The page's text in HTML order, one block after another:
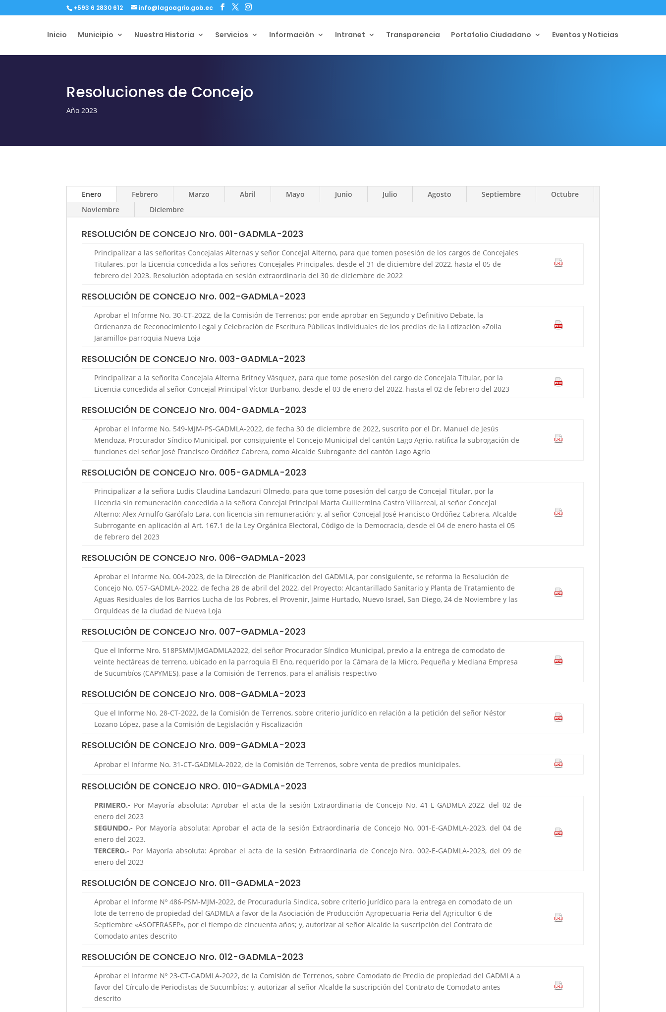
+593 6 2830 612 info@lagoagrio.gob.ec
Inicio Municipio Nuestra Historia Servicios Información Intranet Transparencia Portafolio Ciudadano Eventos y Noticias
Resoluciones de Concejo
Año 2023
Enero Febrero Marzo Abril Mayo Junio Julio Agosto Septiembre
Octubre
Noviembre
Diciembre
RESOLUCIÓN DE CONCEJO Nro. 001-GADMLA-2023
Principalizar a las señoritas Concejalas Alternas y señor Concejal Alterno, para que tomen posesión de los cargos de Concejales
Titulares, por la Licencia concedida a los señores Concejales Principales, desde el 31 de diciembre del 2022, hasta el 05 de
febrero del 2023. Resolución adoptada en sesión extraordinaria del 30 de diciembre de 2022
RESOLUCIÓN DE CONCEJO Nro. 002-GADMLA-2023
Aprobar el Informe No. 30-CT-2022, de la Comisión de Terrenos; por ende aprobar en Segundo y Definitivo Debate, la
Ordenanza de Reconocimiento Legal y Celebración de Escritura Públicas Individuales de los predios de la Lotización «Zoila
Jaramillo» parroquia Nueva Loja
RESOLUCIÓN DE CONCEJO Nro. 003-GADMLA-2023
Principalizar a la señorita Concejala Alterna Britney Vásquez, para que tome posesión del cargo de Concejala Titular, por la
Licencia concedida al señor Concejal Principal Víctor Burbano, desde el 03 de enero del 2022, hasta el 02 de febrero del 2023
RESOLUCIÓN DE CONCEJO Nro. 004-GADMLA-2023
Aprobar el Informe No. 549-MJM-PS-GADMLA-2022, de fecha 30 de diciembre de 2022, suscrito por el Dr. Manuel de Jesús
Mendoza, Procurador Síndico Municipal, por consiguiente el Concejo Municipal del cantón Lago Agrio, ratifica la subrogación de
funciones del señor José Francisco Ordóñez Cabrera, como Alcalde Subrogante del cantón Lago Agrio
RESOLUCIÓN DE CONCEJO Nro. 005-GADMLA-2023
Principalizar a la señora Ludis Claudina Landazuri Olmedo, para que tome posesión del cargo de Concejal Titular, por la
Licencia sin remuneración concedida a la señora Concejal Principal Marta Guillermina Castro Villarreal, al señor Concejal
Alterno: Alex Arnulfo Garófalo Lara, con licencia sin remuneración; y, al señor Concejal José Francisco Ordóñez Cabrera, Alcalde
Subrrogante en aplicación al Art. 167.1 de la Ley Orgánica Electoral, Código de la Democracia, desde el 04 de enero hasta el 05
de febrero del 2023
RESOLUCIÓN DE CONCEJO Nro. 006-GADMLA-2023
Aprobar el Informe No. 004-2023, de la Dirección de Planificación del GADMLA, por consiguiente, se reforma la Resolución de
Concejo No. 057-GADMLA-2022, de fecha 28 de abril del 2022, del Proyecto: Alcantarillado Sanitario y Planta de Tratamiento de
Aguas Residuales de los Barrios Lucha de los Pobres, el Provenir, Jaime Hurtado, Nuevo Israel, San Diego, 24 de Noviembre y las
Orquídeas de la ciudad de Nueva Loja
RESOLUCIÓN DE CONCEJO Nro. 007-GADMLA-2023
Que el Informe Nro. 518­PSM­MJM­GADMLA­2022, del señor Procurador Síndico Municipal, previo a la entrega de comodato de
veinte hectáreas de terreno, ubicado en la parroquia El Eno, requerido por la Cámara de la Micro, Pequeña y Mediana Empresa
de Sucumbíos (CAPYMES), pase a la Comisión de Terrenos, para el análisis respectivo
RESOLUCIÓN DE CONCEJO Nro. 008-GADMLA-2023
Que el Informe No. 28-CT-2022, de la Comisión de Terrenos, sobre criterio jurídico en relación a la petición del señor Néstor
Lozano López, pase a la Comisión de Legislación y Fiscalización
RESOLUCIÓN DE CONCEJO Nro. 009-GADMLA-2023
Aprobar el Informe No. 31-CT-GADMLA-2022, de la Comisión de Terrenos, sobre venta de predios municipales.
RESOLUCIÓN DE CONCEJO NRO. 010-GADMLA-2023
PRIMERO.- Por Mayoría absoluta: Aprobar el acta de la sesión Extraordinaria de Concejo No. 41-E-GADMLA-2022, del 02 de
enero del 2023
SEGUNDO.- Por Mayoría absoluta: Aprobar el acta de la sesión Extraordinaria de Concejo No. 001-E-GADMLA-2023, del 04 de
enero del 2023.
TERCERO.- Por Mayoría absoluta: Aprobar el acta de la sesión Extraordinaria de Concejo Nro. 002-E-GADMLA-2023, del 09 de
enero del 2023
RESOLUCIÓN DE CONCEJO Nro. 011-GADMLA-2023
Aprobar el Informe Nº 486-PSM-MJM-2022, de Procuraduría Sindica, sobre criterio jurídico para la entrega en comodato de un
lote de terreno de propiedad del GADMLA a favor de la Asociación de Producción Agropecuaria Feria del Agricultor 6 de
Septiembre «ASOFERASEP», por el tiempo de cincuenta años; y, autorizar al señor Alcalde la suscripción del Contrato de
Comodato antes descrito
RESOLUCIÓN DE CONCEJO Nro. 012-GADMLA-2023
Aprobar el Informe Nº 23-CT-GADMLA-2022, de la Comisión de Terrenos, sobre Comodato de Predio de propiedad del GADMLA a
favor del Círculo de Periodistas de Sucumbíos; y, autorizar al señor Alcalde la suscripción del Contrato de Comodato antes
descrito